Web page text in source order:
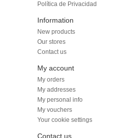
Política de Privacidad
Information
New products
Our stores
Contact us
My account
My orders
My addresses
My personal info
My vouchers
Your cookie settings
Contact us